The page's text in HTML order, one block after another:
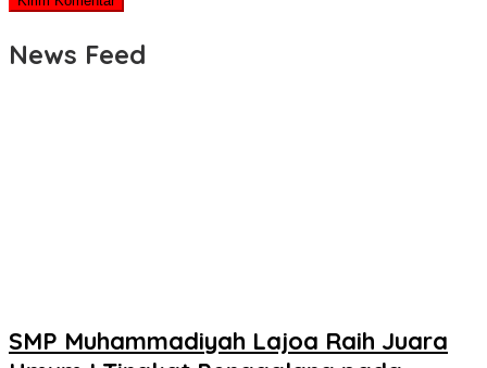
News Feed
SMP Muhammadiyah Lajoa Raih Juara